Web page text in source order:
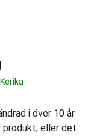
Kerika
i över 10 år
produkt, eller det